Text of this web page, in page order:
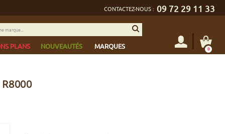
CONTACTEZ-NOUS : 09 72 29 11 33
PLANS NOUVEAUTÉS MARQUES 0